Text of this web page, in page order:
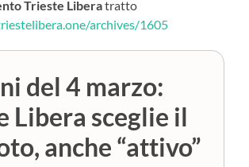
Trieste Liberatratto
archives/1605
del 4 marzo:
Libera sceglie il
anche “attivo”